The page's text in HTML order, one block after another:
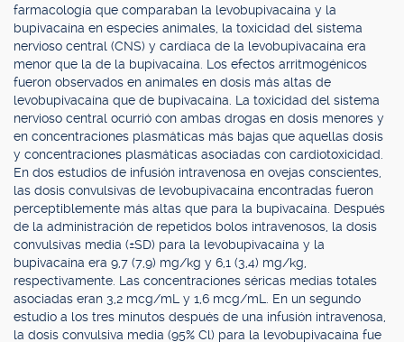
farmacología que comparaban la levobupivacaína y la
bupivacaína en especies animales, la toxicidad del sistema
nervioso central (CNS) y cardíaca de la levobupivacaína era
menor que la de la bupivacaína. Los efectos arritmogénicos
fueron observados en animales en dosis más altas de
levobupivacaína que de bupivacaína. La toxicidad del sistema
nervioso central ocurrió con ambas drogas en dosis menores y
en concentraciones plasmáticas más bajas que aquellas dosis
y concentraciones plasmáticas asociadas con cardiotoxicidad.
En dos estudios de infusión intravenosa en ovejas conscientes,
las dosis convulsivas de levobupivacaína encontradas fueron
perceptiblemente más altas que para la bupivacaína. Después
de la administración de repetidos bolos intravenosos, la dosis
convulsivas media (±SD) para la levobupivacaína y la
bupivacaína era 9,7 (7,9) mg/kg y 6,1 (3,4) mg/kg,
respectivamente. Las concentraciones séricas medias totales
asociadas eran 3,2 mcg/mL y 1,6 mcg/mL. En un segundo
estudio a los tres minutos después de una infusión intravenosa,
la dosis convulsiva media (95% Cl) para la levobupivacaína fue